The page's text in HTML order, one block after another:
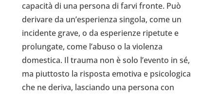
capacità di una persona di farvi fronte. Può
derivare da un’esperienza singola, come un
incidente grave, o da esperienze ripetute e
prolungate, come l’abuso o la violenza
domestica. Il trauma non è solo l’evento in sé,
ma piuttosto la risposta emotiva e psicologica
che ne deriva, lasciando una persona con